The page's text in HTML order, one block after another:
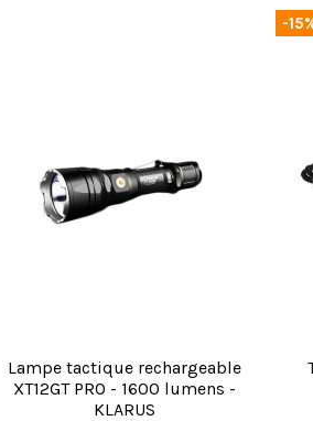
Lampe tactique rechargeable
XT12GT PRO - 1600 lumens -
KLARUS
-